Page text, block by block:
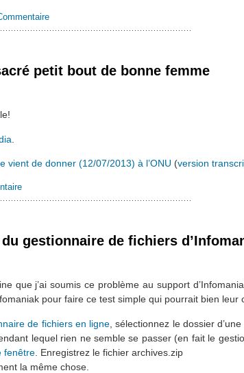
petit bout de bonne femme
vient de donner (12/07/2013) à l’ONU (version
gestionnaire de fichiers
que j’ai soumis ce problème au support
pour faire ce test simple qui pourrait bien leur
de fichiers en ligne , sélectionnez le dossier
lequel rien ne semble se passer (en fait le
fenêtre . Enregistrez le fichier archives.zip
la même chose.